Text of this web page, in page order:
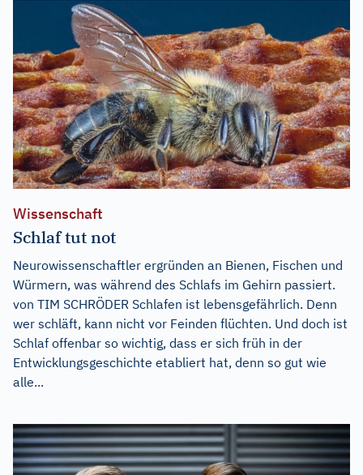
Wissenschaft
Schlaf tut not
Neurowissenschaftler ergründen an Bienen, Fischen und
Würmern, was während des Schlafs im Gehirn passiert.
von TIM SCHRÖDER Schlafen ist lebensgefährlich. Denn
wer schläft, kann nicht vor Feinden flüchten. Und doch ist
Schlaf offenbar so wichtig, dass er sich früh in der
Entwicklungsgeschichte etabliert hat, denn so gut wie
alle...